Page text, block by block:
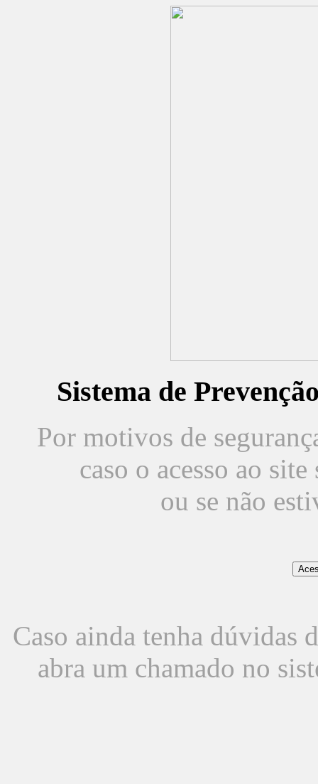
Sistema de
Por motivos de
caso o acesso ao
ou se não
Caso ainda tenha dúvidas
abra um chamado no